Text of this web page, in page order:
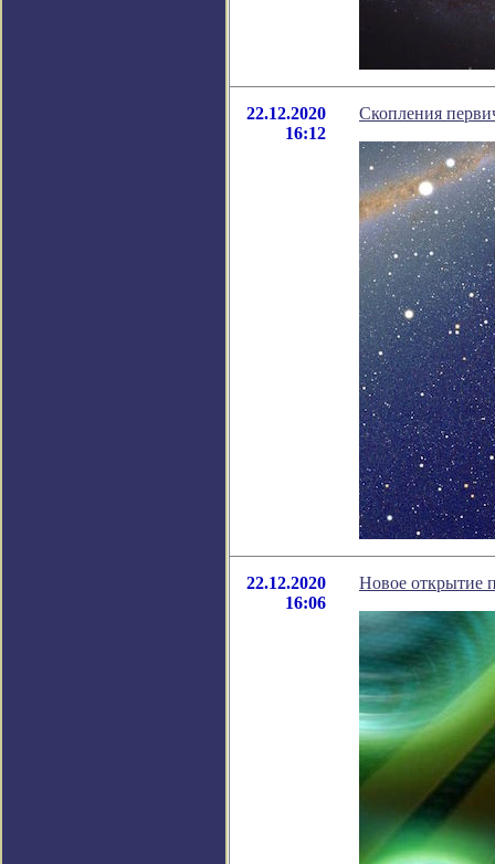
22.12.2020
16:12
Скопления
22.12.2020
16:06
Новое открытие